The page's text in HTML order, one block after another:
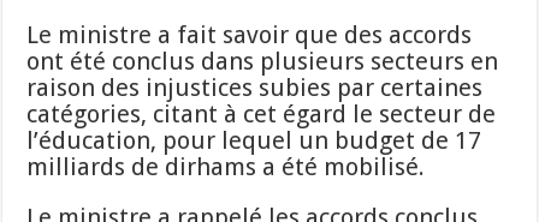
Le ministre a fait savoir que des accords
ont été conclus dans plusieurs secteurs en
raison des injustices subies par certaines
catégories, citant à cet égard le secteur de
l’éducation, pour lequel un budget de 17
milliards de dirhams a été mobilisé.